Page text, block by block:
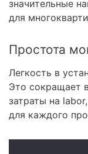
значительные
для
Простота
Легкость в
Это сокращает
затраты на
для каждого